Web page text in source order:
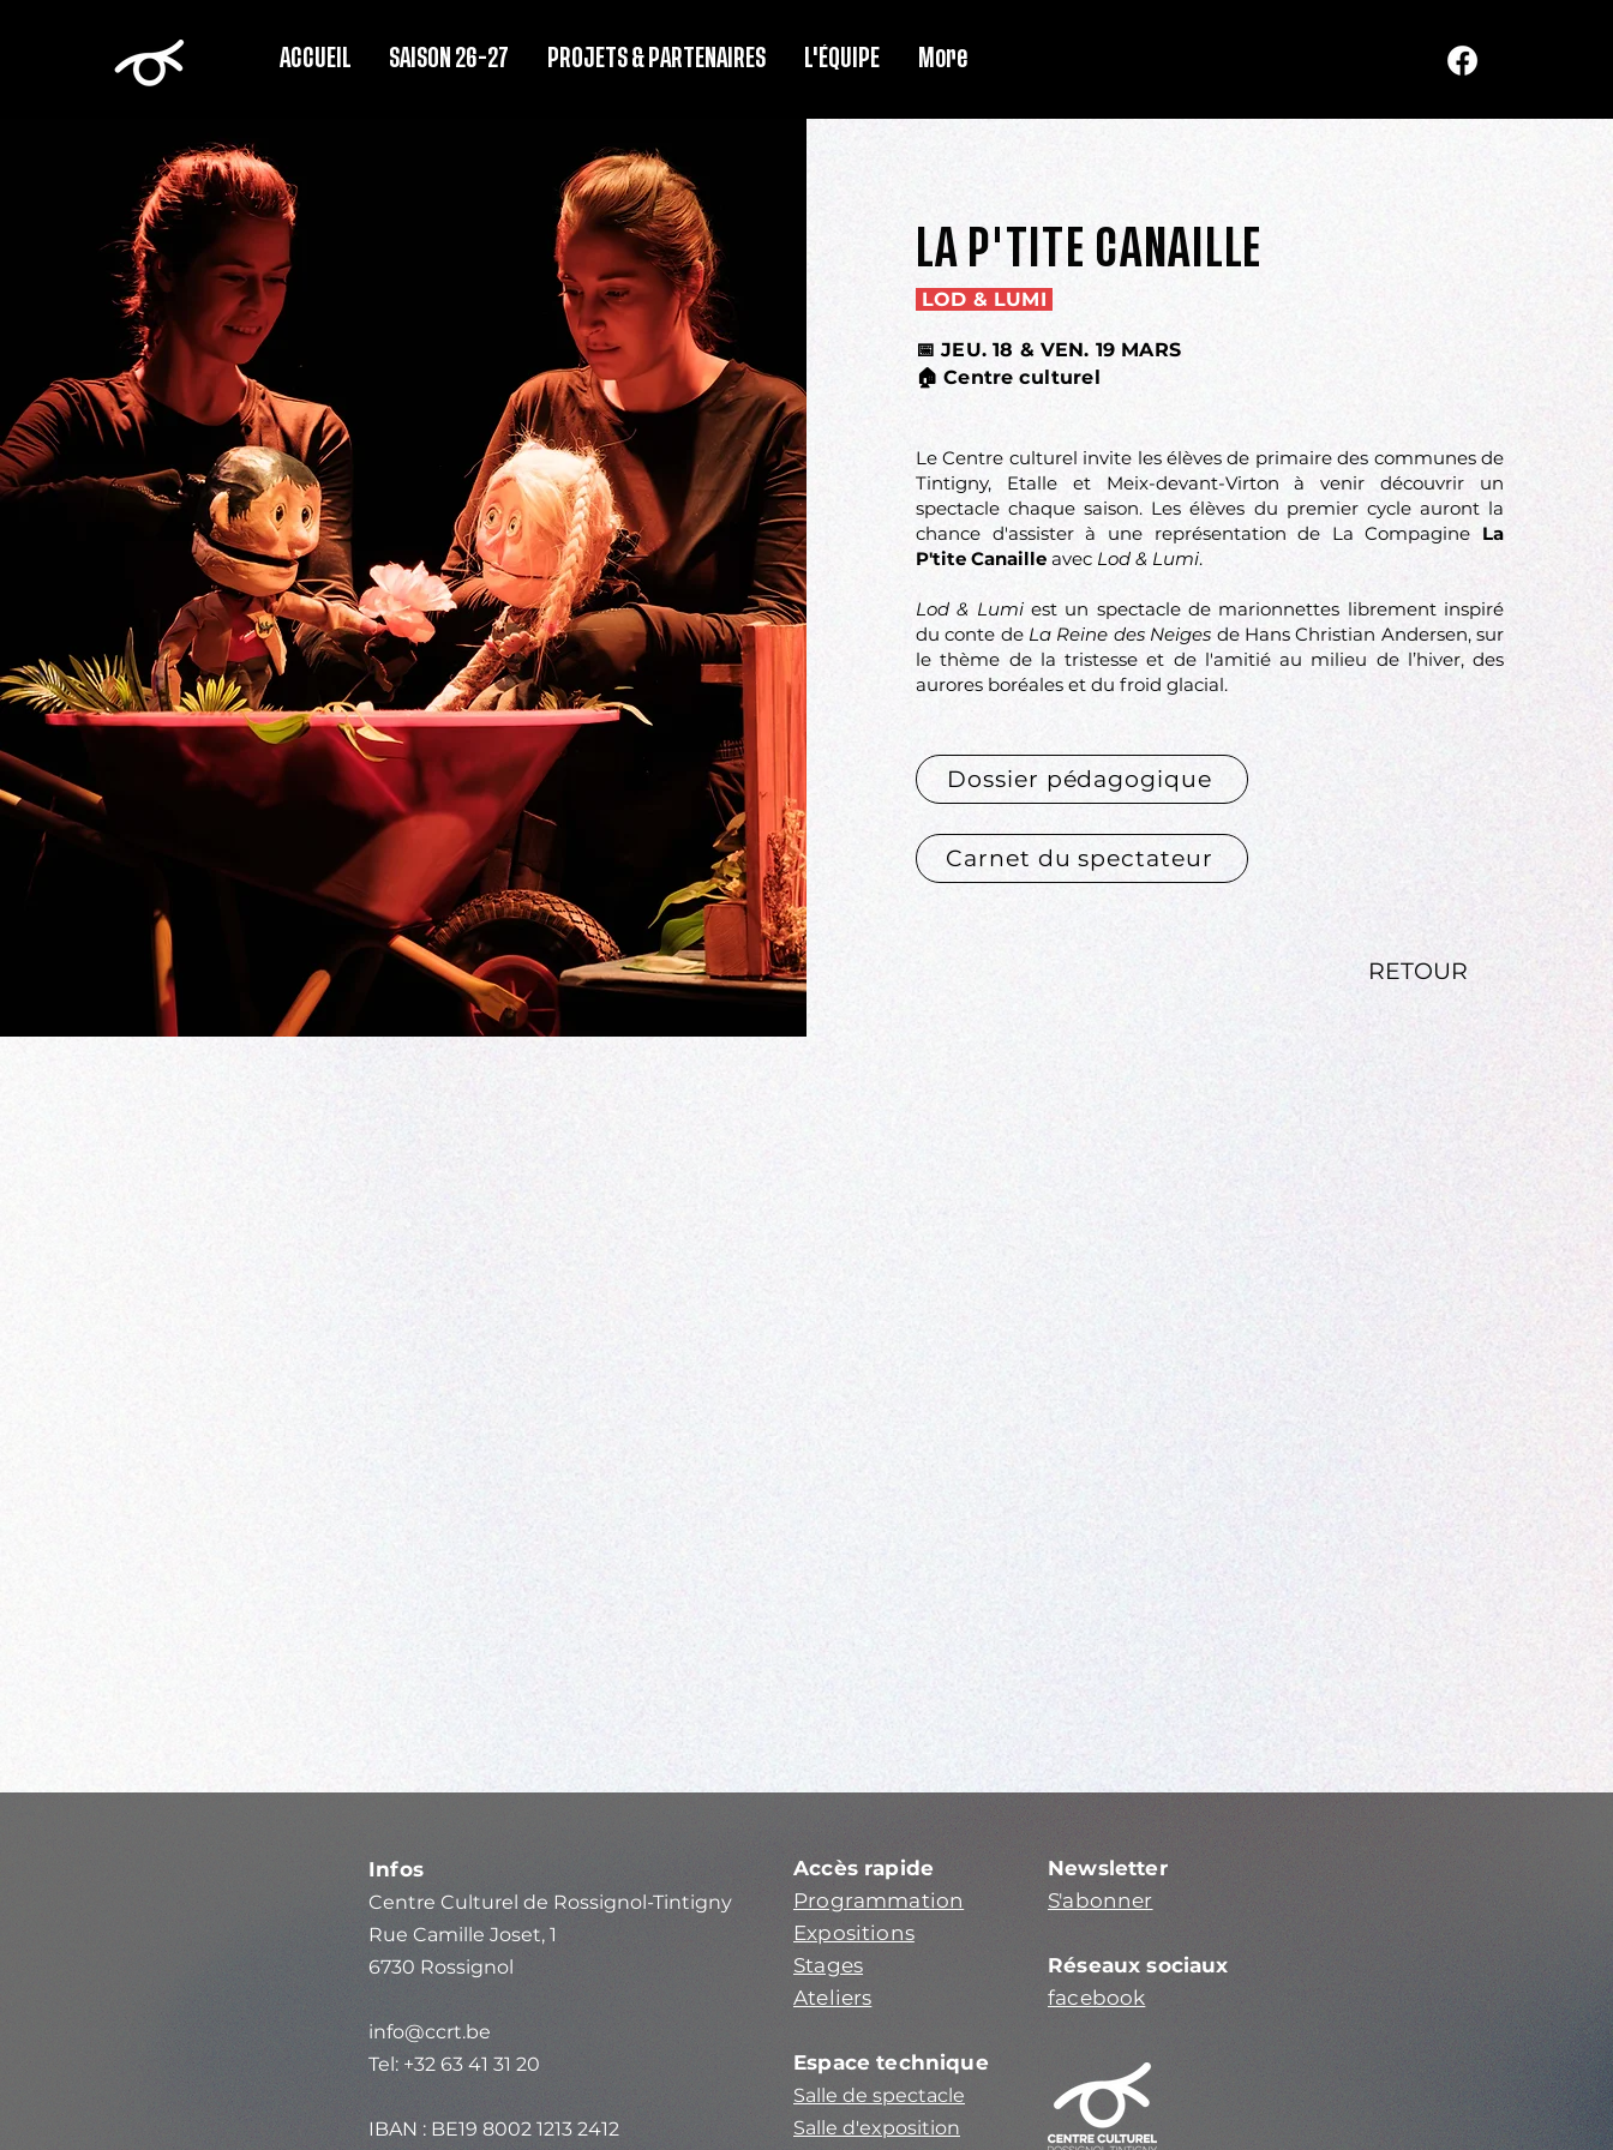
ACCUEIL SAISON 26-27 PROJETS & PARTENAIRES L'ÉQUIPE More
LA P'TITE CANAILLE
LOD & LUMI
📅 JEU. 18 & VEN. 19 MARS
🏠 Centre culturel
Le Centre culturel invite les élèves de primaire des communes de
Tintigny, Etalle et Meix-devant-Virton à venir découvrir un
spectacle chaque saison. Les élèves du premier cycle auront la
chance d'assister à une représentation de La Compagine La
P'tite Canaille avec Lod & Lumi.
Lod & Lumiest un spectacle de marionnettes librement inspiré
du conte de La Reine des Neiges de Hans Christian Andersen, sur
le thème de la tristesse et de l'amitié au milieu de l’hiver, des
aurores boréales et du froid glacial.
Dossier pédagogique
Carnet du spectateur
RETOUR
Infos
Centre Culturel de Rossignol-Tintigny
Rue Camille Joset, 1
6730 Rossignol
info@ccrt.be
Tel: +32 63 41 31 20
IBAN : BE19 8002 1213 2412
Accès rapide
Programmation
Expositions
Stages
Ateliers
Espace technique
Salle de spectacle
Salle d'exposition
Newsletter
S'abonner
Réseaux sociaux
facebook